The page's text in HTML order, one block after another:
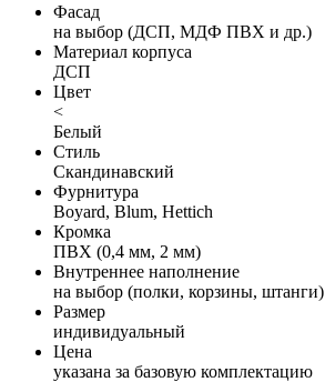
Фасад
на выбор (ДСП, МДФ ПВХ и др.)
Материал корпуса
ДСП
Цвет
<
Белый
Стиль
Скандинавский
Фурнитура
Boyard, Blum, Hettich
Кромка
ПВХ (0,4 мм, 2 мм)
Внутреннее наполнение
на выбор (полки, корзины, штанги)
Размер
индивидуальный
Цена
указана за базовую комплектацию